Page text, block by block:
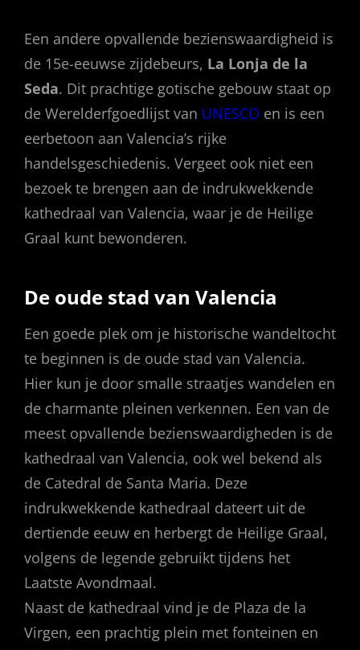
Een andere opvallende bezienswaardigheid is
de 15e-eeuwse zijdebeurs, La Lonja de la
Seda. Dit prachtige gotische gebouw staat op
de Werelderfgoedlijst van UNESCO en is een
eerbetoon aan Valencia’s rijke
handelsgeschiedenis. Vergeet ook niet een
bezoek te brengen aan de indrukwekkende
kathedraal van Valencia, waar je de Heilige
Graal kunt bewonderen.
De oude stad van Valencia
Een goede plek om je historische wandeltocht
te beginnen is de oude stad van Valencia.
Hier kun je door smalle straatjes wandelen en
de charmante pleinen verkennen. Een van de
meest opvallende bezienswaardigheden is de
kathedraal van Valencia, ook wel bekend als
de Catedral de Santa Maria. Deze
indrukwekkende kathedraal dateert uit de
dertiende eeuw en herbergt de Heilige Graal,
volgens de legende gebruikt tijdens het
Laatste Avondmaal.
Naast de kathedraal vind je de Plaza de la
Virgen, een prachtig plein met fonteinen en